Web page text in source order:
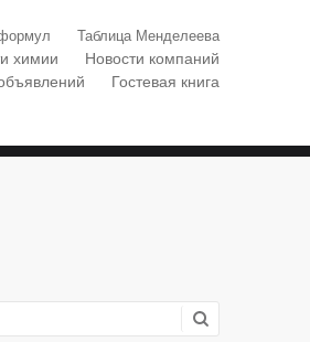
Таблица Менделеева
химии Новости компаний
Гостевая книга